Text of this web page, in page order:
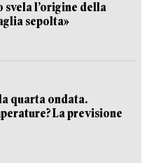
svela l’origine della
sepolta»
quarta ondata.
La previsione